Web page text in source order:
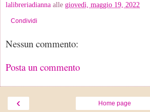
lalibreriadianna alle giovedì, maggio 19, 2022
Condividi
Nessun commento:
Posta un commento
‹ Home page